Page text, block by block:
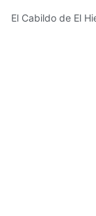
El Cabildo de El